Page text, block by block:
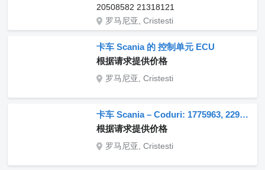
20508582 21318121
罗马尼亚, Cristesti
卡车 Scania 的 控制单元 ECU
根据请求提供价格
罗马尼亚, Cristesti
卡车 Scania – Coduri: 1775963, 2294301, 2022607, 2083785, 2054673, 1784018, 1777636, 2152806, 2110664, 2182503, 2294322, 1917540, 1858195, 1867766, 1888355, 1923417 的 控制单元 Controler electronic pentru vehicule
根据请求提供价格
罗马尼亚, Cristesti